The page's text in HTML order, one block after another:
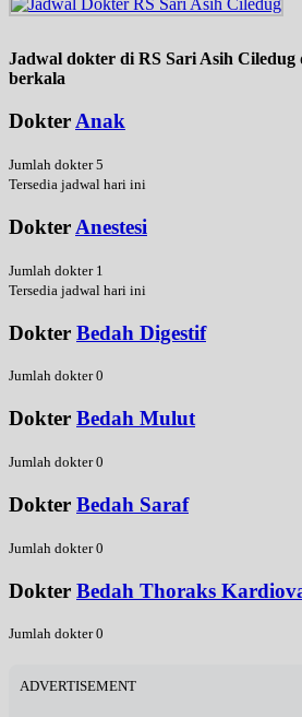
Jadwal dokter di RS Sari Asih Ciledug
berkala
Dokter Anak
Jumlah dokter 5
Tersedia jadwal hari ini
Dokter Anestesi
Jumlah dokter 1
Tersedia jadwal hari ini
Dokter Bedah Digestif
Jumlah dokter 0
Dokter Bedah Mulut
Jumlah dokter 0
Dokter Bedah Saraf
Jumlah dokter 0
Dokter Bedah Thoraks
Jumlah dokter 0
ADVERTISEMENT